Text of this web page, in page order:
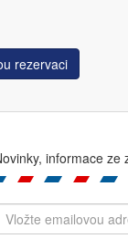
rezervaci
informace ze